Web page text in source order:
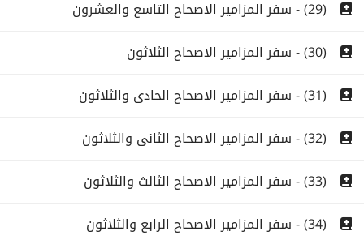
(29) - سفر المزامير الاصحاح التاسع والعشرون
(30) - سفر المزامير الاصحاح الثلاثون
(31) - سفر المزامير الاصحاح الحادى والثلاثون
(32) - سفر المزامير الاصحاح الثانى والثلاثون
(33) - سفر المزامير الاصحاح الثالث والثلاثون
(34) - سفر المزامير الاصحاح الرابع والثلاثون